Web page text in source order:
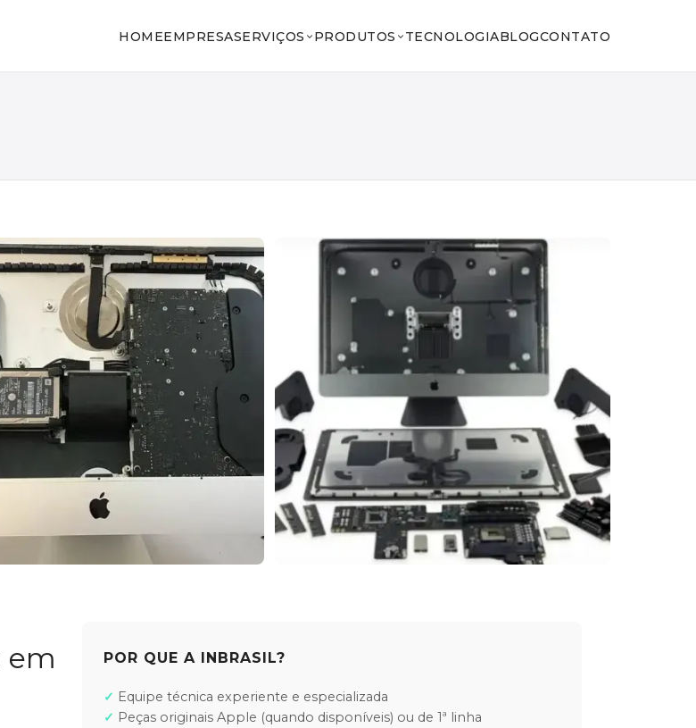
HOMEEMPRESASERVIÇOS PRODUTOS TECNOLOGIABLOGCONTATO
em
POR QUE A INBRASIL?
Equipe técnica experiente e especializada
Peças originais Apple (quando disponíveis) ou de 1ª linha